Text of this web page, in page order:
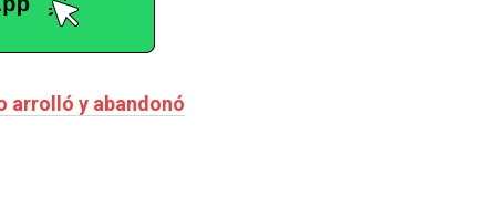
arrolló y abandonó